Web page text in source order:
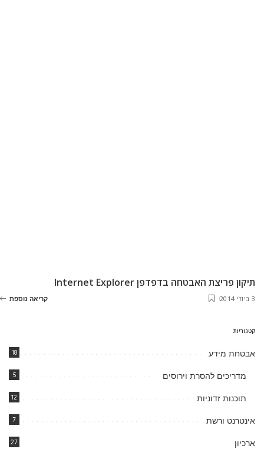
תיקון פריצת האבטחה בדפדפן Internet Explorer
3 ביולי 2014 קריאה נוספת
קטגוריות
אבטחת מידע 18
מדריכים להסרת וירוסים 5
תוכנות זדוניות 12
אינטרנט ורשת 7
ארכיון 27